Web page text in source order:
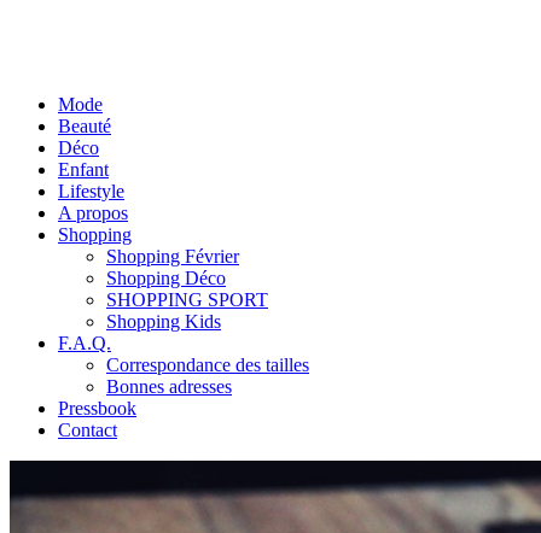
Mode
Beauté
Déco
Enfant
Lifestyle
A propos
Shopping
Shopping Février
Shopping Déco
SHOPPING SPORT
Shopping Kids
F.A.Q.
Correspondance des tailles
Bonnes adresses
Pressbook
Contact